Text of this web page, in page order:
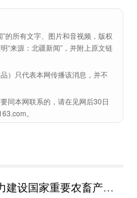
的所有文字、图片和音视频，版权
“来源：北疆新闻”，并附上原文链
）只代表本网传播该消息，并不
同本网联系的，请在见网后30日
。
家重要农畜产品生产基地